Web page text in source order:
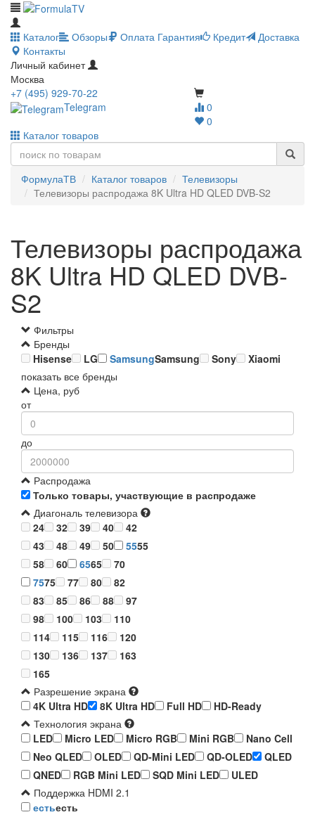
Каталог Обзоры Оплата Гарантия Кредит
Доставка
Контакты
Личный кабинет
Москва
0
0
+7 (495) 929-70-22
Telegram
Каталог товаров
ФормулаТВ Каталог товаров
Телевизоры
Телевизоры распродажа 8K Ultra HD QLED DVB-S2
Телевизоры распродажа
8K Ultra HD QLED DVB-
S2
Фильтры
Бренды
Hisense
LG SamsungSamsung Sony
Xiaomi
показать все бренды
Цена, руб
от
до
Распродажа
Только товары, участвующие в распродаже
Диагональ телевизора
24
32 39 40
42
43
48 49 50 5555
58
60 6565
70
7575 77 80
82
83
85 86 88
97
98
100 103
110
114
115 116
120
130
136 137
163
165
Разрешение экрана
4K Ultra HD
8K Ultra HD Full HD
HD-Ready
Технология экрана
LED
Micro LED Micro RGB Mini RGB
Nano Cell
Neo QLED
OLED QD-Mini LED QD-OLED
QLED
QNED
RGB Mini LED SQD Mini LED
ULED
Поддержка HDMI 2.1
естьесть